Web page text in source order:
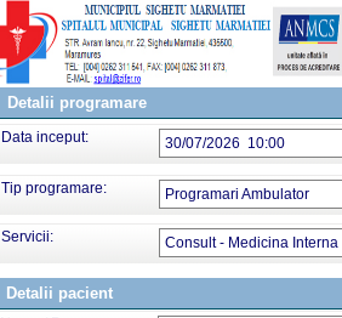
Detalii programare
Data inceput: 30/07/2026 10:00
Tip programare: Programari Ambulator
Servicii: Consult - Medicina Interna
Detalii pacient